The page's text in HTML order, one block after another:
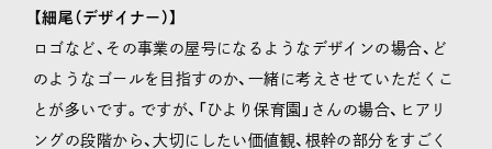
【細尾（デザイナー）】
ロゴなど、その事業の屋号になるようなデザインの場合、ど
のようなゴールを目指すのか、一緒に考えさせていただくこ
とが多いです。ですが、「ひより保育園」さんの場合、ヒアリ
ングの段階から、大切にしたい価値観、根幹の部分をすごく